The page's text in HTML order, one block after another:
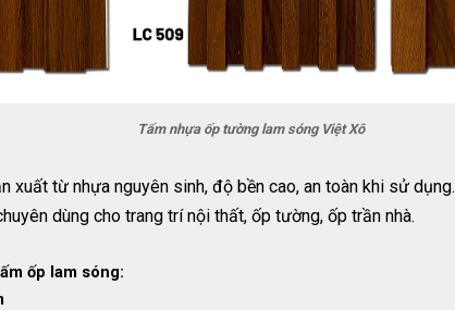
Tấm nhựa ốp tường lam sóng Việt Xô
xuất từ nhựa nguyên sinh, độ bền cao, an toàn khi sử dụng.
dùng cho trang trí nội thất, ốp tường, ốp trần nhà.
ốp lam sóng: